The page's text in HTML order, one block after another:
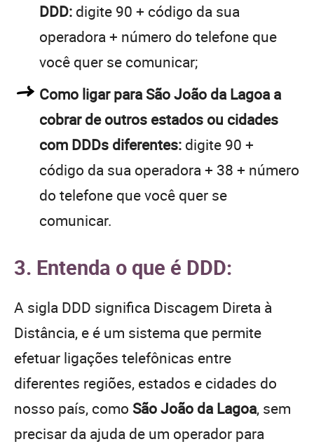
DDD: digite 90 + código da sua
operadora + número do telefone que
você quer se comunicar;
Como ligar para São João da Lagoa a
cobrar de outros estados ou cidades
com DDDs diferentes: digite 90 +
código da sua operadora + 38 + número
do telefone que você quer se
comunicar.
3. Entenda o que é DDD:
A sigla DDD significa Discagem Direta à
Distância, e é um sistema que permite
efetuar ligações telefônicas entre
diferentes regiões, estados e cidades do
nosso país, como São João da Lagoa, sem
precisar da ajuda de um operador para